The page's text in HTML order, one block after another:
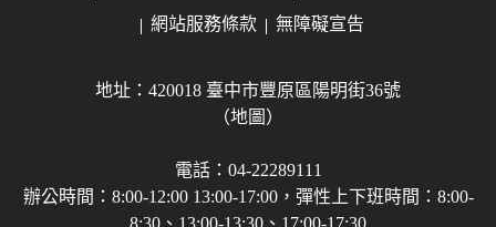
網站服務條款
無障礙宣告
地址：420018 臺中市豐原區陽明街36號
（地圖）
電話：04-22289111
辦公時間：8:00-12:00 13:00-17:00，彈性上下班時間：8:00-